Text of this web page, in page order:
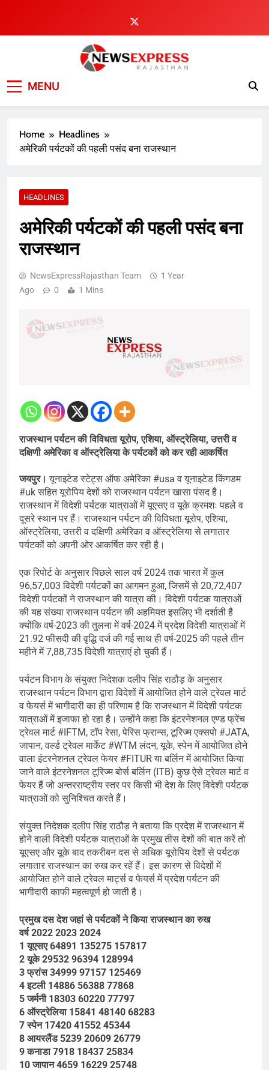
content
MENU
Home
Headlines
अमेरिकी पर्यटकों की पहली पसंद बना राजस्थान
HEADLINES
अमेरिकी पर्यटकों की पहली पसंद बना
राजस्थान
NewsExpressRajasthan Team
1 Year
Ago
0 1 Mins
राजस्थान पर्यटन की विविधता यूरोप, एशिया, ऑस्ट्रेलिया, उत्तरी व
दक्षिणी अमेरिका व ऑस्ट्रेलिया के पर्यटकों को कर रही आकर्षित
जयपुर।यूनाइटेड स्टेट्स ऑफ अमेरिका #usa व यूनाइटेड किंगडम
#uk सहित यूरोपिय देशों को राजस्थान पर्यटन खासा पंसद है।
राजस्थान में विदेशी पर्यटक यात्राओं में यूएसए व यूके क्रमशः पहले व
दूसरे स्थान पर हैं। राजस्थान पर्यटन की विविधता यूरोप, एशिया,
ऑस्ट्रेलिया, उत्तरी व दक्षिणी अमेरिका व ऑस्ट्रेलिया से लगातार
पर्यटकों को अपनी ओर आकर्षित कर रही है।
एक रिपोर्ट के अनुसार पिछले साल वर्ष 2024 तक भारत में कुल
96,57,003 विदेशी पर्यटकों का आगमन हुआ, जिसमें से 20,72,407
विदेशी पर्यटकों ने राजस्थान की यात्रा की। विदेशी पर्यटक यात्राओं
की यह संख्या राजस्थान पर्यटन की अहमियत इसलिए भी दर्शाती है
क्योंकि वर्ष-2023 की तुलना में वर्ष-2024 में प्रदेश विदेशी यात्राओं में
21.92 फीसदी की वृद्धि दर्ज की गई साथ ही वर्ष-2025 की पहले तीन
महीने में 7,88,735 विदेशी यात्राएं हो चुकी हैं।
पर्यटन विभाग के संयुक्त निदेशक दलीप सिंह राठौड़ के अनुसार
राजस्थान पर्यटन विभाग द्वारा विदेशों में आयोजित होने वाले ट्रेवल मार्ट
व फेयर्स में भागीदारी का ही परिणाम है कि राजस्थान में विदेशी पर्यटक
यात्राओं में इजाफा हो रहा है। उन्होंने कहा कि इंटरनेशनल एण्ड फ्रेंच
ट्रेवल मार्ट #IFTM, टॉप रेसा, पेरिस फ्रान्स, टूरिज्म एक्सपो #JATA,
जापान, वर्ल्ड ट्रेवल मार्केट #WTM लंदन, यूके, स्पेन में आयोजित होने
वाला इंटरनेशनल ट्रेवल फेयर #FITUR या बर्लिन में आयोजित किया
जाने वाले इंटरनेशनल टूरिज्म बोर्स बर्लिन (ITB) कुछ ऐसे ट्रेवल मार्ट व
फेयर हैं जो अन्तरराष्ट्रीय स्तर पर किसी भी देश के लिए विदेशी पर्यटक
यात्राओं को सुनिश्चित करते हैं।
संयुक्त निदेशक दलीप सिंह राठौड़ ने बताया कि प्रदेश में राजस्थान में
होने वाली विदेशी पर्यटक यात्राओं के प्रमुख तीस देशों की बात करें तो
यूएसए और यूके बाद तकरीबन दस से अधिक यूरोपिय देशों से पर्यटक
लगातार राजस्थान का रुख कर रहें हैं। इस कारण से विदेशों में
आयोजित होने वाले ट्रेवल मार्ट्स व फेयर्स में प्रदेश पर्यटन की
भागीदारी काफी महत्वपूर्ण हो जाती है।
प्रमुख दस देश जहां से पर्यटकों ने किया राजस्थान का रुख
वर्ष 2022 2023 2024
1 यूएसए 64891 135275 157817
2 यूके 29532 96394 128994
3 फ्रांस 34999 97157 125469
4 इटली 14886 56388 77868
5 जर्मनी 18303 60220 77797
6 ऑस्ट्रेलिया 15841 48140 68283
7 स्पेन 17420 41552 45344
8 आयरलैंड 5239 20609 26779
9 कनाडा 7918 18437 25834
10 जापान 4659 16229 25748